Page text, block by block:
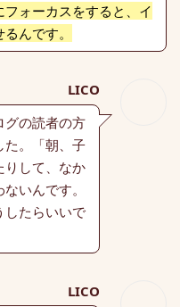
フォーカスをすると、イ
んです。
LICO
グの読者の方
た。「朝、子
りして、なか
いんです。
したらいいで
LICO